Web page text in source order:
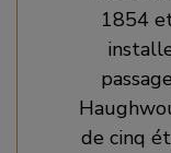
1854
de cinq